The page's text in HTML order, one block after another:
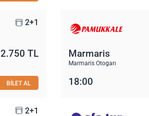
2+1
2.750 TL
BİLET AL
Marmaris
Marmaris Otogarı
18:00
2+1